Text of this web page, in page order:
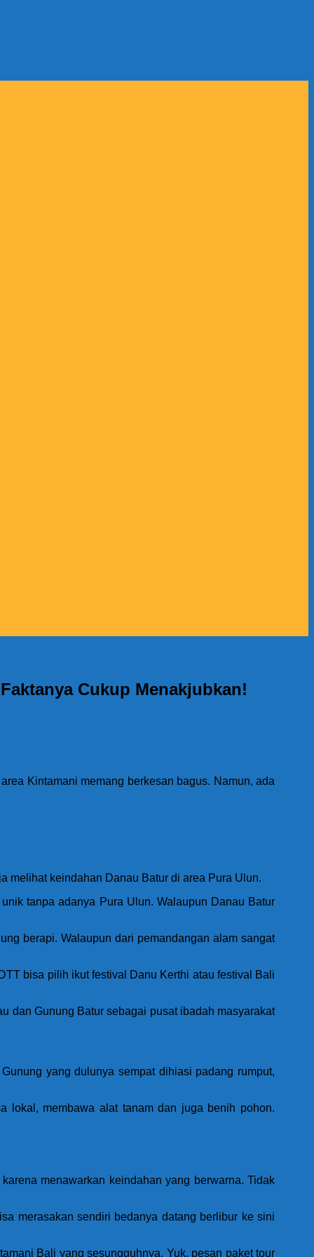
Cukup Menakjubkan!
Kintamani memang berkesan bagus. Namun, ada
melihat keindahan Danau Batur di area Pura Ulun.
tanpa adanya Pura Ulun. Walaupun Danau Batur
berapi. Walaupun dari pemandangan alam sangat
bisa pilih ikut festival Danu Kerthi atau festival Bali
dan Gunung Batur sebagai pusat ibadah masyarakat
yang dulunya sempat dihiasi padang rumput,
lokal, membawa alat tanam dan juga benih pohon.
menawarkan keindahan yang berwarna. Tidak
merasakan sendiri bedanya datang berlibur ke sini
Bali yang sesungguhnya. Yuk, pesan paket tour